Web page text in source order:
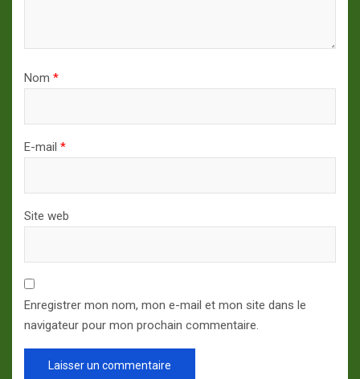
Nom *
E-mail *
Site web
Enregistrer mon nom, mon e-mail et mon site dans le
navigateur pour mon prochain commentaire.